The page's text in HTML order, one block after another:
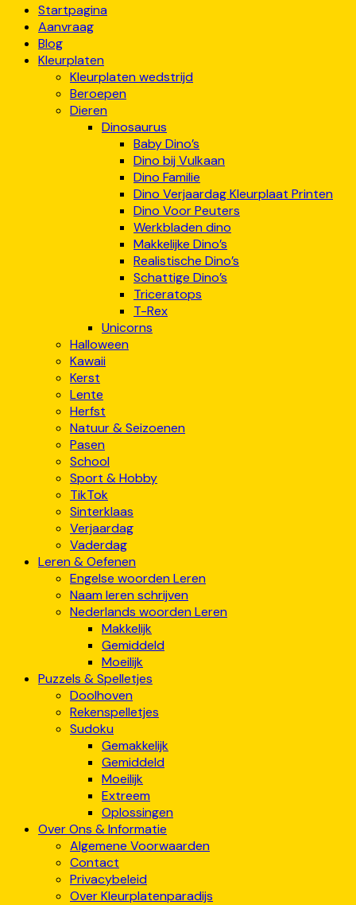
Startpagina
Aanvraag
Blog
Kleurplaten
Kleurplaten wedstrijd
Beroepen
Dieren
Dinosaurus
Baby Dino’s
Dino bij Vulkaan
Dino Familie
Dino Verjaardag Kleurplaat Printen
Dino Voor Peuters
Werkbladen dino
Makkelijke Dino’s
Realistische Dino’s
Schattige Dino’s
Triceratops
T-Rex
Unicorns
Halloween
Kawaii
Kerst
Lente
Herfst
Natuur & Seizoenen
Pasen
School
Sport & Hobby
TikTok
Sinterklaas
Verjaardag
Vaderdag
Leren & Oefenen
Engelse woorden Leren
Naam leren schrijven
Nederlands woorden Leren
Makkelijk
Gemiddeld
Moeilijk
Puzzels & Spelletjes
Doolhoven
Rekenspelletjes
Sudoku
Gemakkelijk
Gemiddeld
Moeilijk
Extreem
Oplossingen
Over Ons & Informatie
Algemene Voorwaarden
Contact
Privacybeleid
Over Kleurplatenparadijs